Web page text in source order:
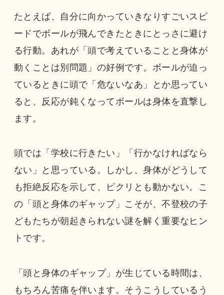
たとえば、自分に向かっていきなりすごいスピ
ードでボールが飛んできたときにとっさに避け
る行動。あれが「頭で考えていることと身体が
動くことは別問題」の好例です。ボールが迫っ
ているときに頭で「危ないなあ」とか思ってい
ると、反応が鈍くなってボールは身体を直撃し
ます。
頭では「学校に行きたい」「行かなければなら
ない」と思っている。しかし、身体がどうして
も拒絶反応を示して、ピクリとも動かない。こ
の「頭と身体のギャップ」こそが、不登校の子
どもたちが朝起きられない謎を解く重要なヒン
トです。
「頭と身体のギャップ」が生じている時間は、
もちろん苦痛を伴います。そうこうしているう